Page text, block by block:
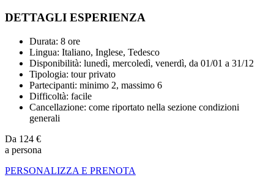
DETTAGLI ESPERIENZA
Durata: 8 ore
Lingua: Italiano, Inglese, Tedesco
Disponibilità: lunedì, mercoledì, venerdì, da 01/01 a 31/12
Tipologia: tour privato
Partecipanti: minimo 2, massimo 6
Difficoltà: facile
Cancellazione: come riportato nella sezione condizioni
generali
Da 124 €
a persona
PERSONALIZZA E PRENOTA